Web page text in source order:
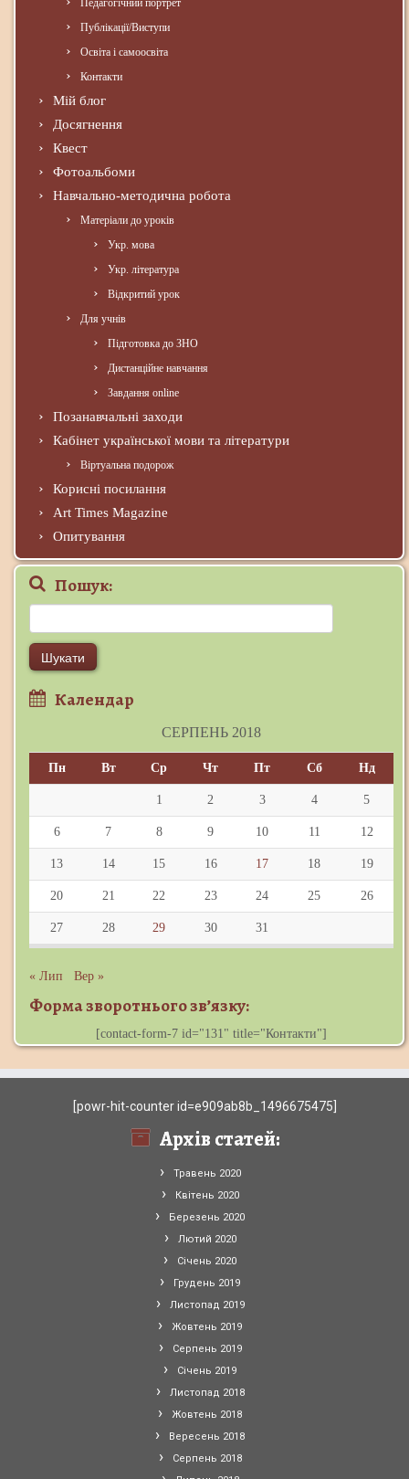
Педагогічний портрет
Публікації/Виступи
Освіта і самоосвіта
Контакти
Мій блог
Досягнення
Квест
Фотоальбоми
Навчально-методична робота
Матеріали до уроків
Укр. мова
Укр. література
Відкритий урок
Для учнів
Підготовка до ЗНО
Дистанційне навчання
Завдання online
Позанавчальні заходи
Кабінет української мови та літератури
Віртуальна подорож
Корисні посилання
Art Times Magazine
Опитування
Пошук:
Календар
СЕРПЕНЬ 2018
Пн Вт Ср Чт Пт Сб Нд
1 2 3 4 5
6 7 8 9 10 11 12
13 14 15 16 17 18 19
20 21 22 23 24 25 26
27 28 29 30 31
« Лип Вер »
Форма зворотнього зв’язку:
[contact-form-7 id="131" title="Контакти"]
[powr-hit-counter id=e909ab8b_1496675475]
Архів статей:
Травень 2020
Квітень 2020
Березень 2020
Лютий 2020
Січень 2020
Грудень 2019
Листопад 2019
Жовтень 2019
Серпень 2019
Січень 2019
Листопад 2018
Жовтень 2018
Вересень 2018
Серпень 2018